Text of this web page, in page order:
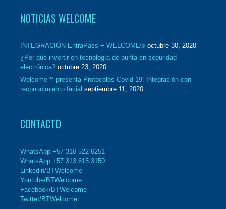
NOTICIAS WELCOME
INTEGRACIÓN EntraPass + WELCOME® octubre 30, 2020
¿Por qué invertir en tecnología de punta en seguridad
electrónica? octubre 23, 2020
Welcome™ presenta Protocolos Covid-19: Integración con
reconocimiento facial septiembre 11, 2020
CONTACTO
WhatsApp +57 316 522 6251
WhatsApp +57 313 615 3150
Linkedin/BTWelcome
Youtube/BTWelcome
Facebook/BTWelcome
Twitter/BTWelcome